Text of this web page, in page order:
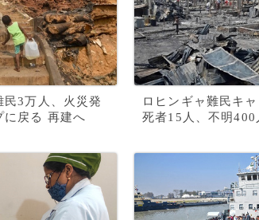
民3万人、火災発
に戻る 再建へ
ロヒンギャ難民キ
死者15人、不明400